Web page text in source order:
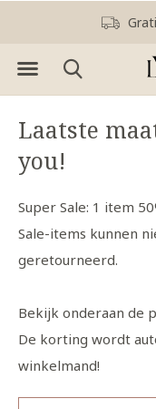
Laatste
you!
Super Sale: 1 item
Sale-items kunnen
geretourneerd.
Bekijk onderaan de
De korting wordt
winkelmand!